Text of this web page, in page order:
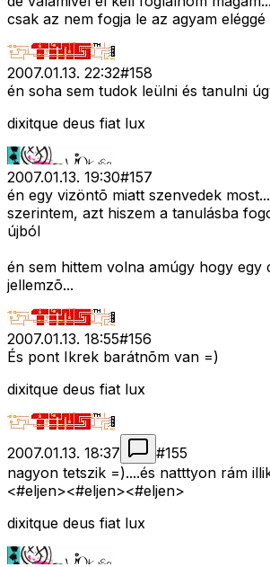
csak az nem fogja le az agyam eléggé
2007.01.13. 22:32#158
én soha sem tudok leülni és tanulni
dixitque deus fiat lux
2007.01.13. 19:30#157
én egy vizöntõ miatt szenvedek
szerintem, azt hiszem a tanulásba
újból
én sem hittem volna amúgy hogy egy
jellemzõ...
2007.01.13. 18:55#156
És pont Ikrek barátnõm van =)
dixitque deus fiat lux
2007.01.13. 18:37 #155
nagyon tetszik =)....és natttyon rám
<#eljen><#eljen><#eljen>
dixitque deus fiat lux